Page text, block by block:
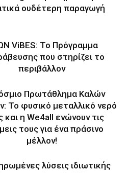
ουδέτερη παραγωγή
ViBES: Το Πρόγραμμα
που στηρίζει το
περιβάλλον
Πρωτάθλημα Καλών
Το φυσικό μεταλλικό νερό
και η We4all ενώνουν τις
τους για ένα πράσινο
μέλλον!
λύσεις ιδιωτικής